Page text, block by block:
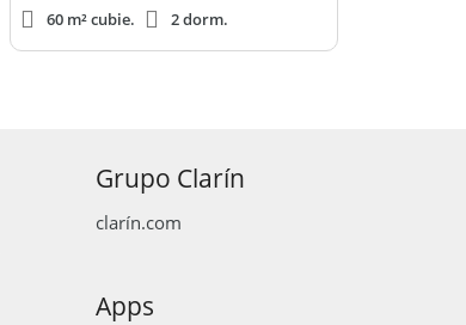
60 m² cubie. 2 dorm.
Grupo Clarín
clarín.com
Apps